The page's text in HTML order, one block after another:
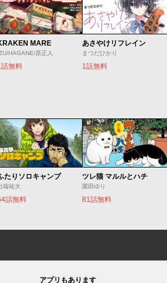
MARE
HAGANE/原正人
話無料
あさやけリフレイン
まつだひかり
1話無料
たりソロキャンプ
端祐大
話無料
ツレ猫 マルルとハチ
園田ゆり
81話無料
アプリもあります